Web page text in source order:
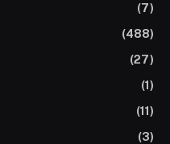
(7)
(488)
(27)
(1)
(11)
(3)